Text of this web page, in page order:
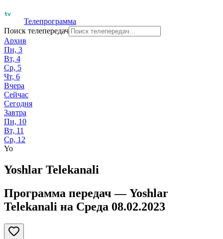
Телепрограмма
Поиск телепередач
Архив
Пн, 3
Вт, 4
Ср, 5
Чт, 6
Вчера
Сейчас
Сегодня
Завтра
Пн, 10
Вт, 11
Ср, 12
Yo
Yoshlar Telekanali
Программа передач —Yoshlar
Telekanali на Среда 08.02.2023